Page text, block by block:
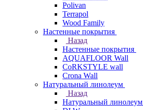
Polivan
Terrapol
Wood Family
Настенные покрытия
Назад
Настенные покрытия
AQUAFLOOR Wall
CoRKSTYLE wall
Crona Wall
Натуральный линолеум
Назад
Натуральный линолеум